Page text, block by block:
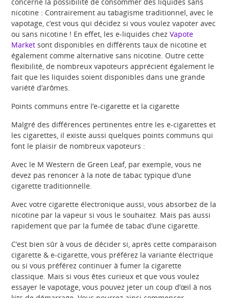
concerne la possibilité de consommer des liquides sans
nicotine : Contrairement au tabagisme traditionnel, avec le
vapotage, c’est vous qui décidez si vous voulez vapoter avec
ou sans nicotine ! En effet, les e-liquides chezVapote
Market sont disponibles en différents taux de nicotine et
également comme alternative sans nicotine. Outre cette
flexibilité, de nombreux vapoteurs apprécient également le
fait que les liquides soient disponibles dans une grande
variété d’arômes.
Points communs entre l’e-cigarette et la cigarette
Malgré des différences pertinentes entre les e-cigarettes et
les cigarettes, il existe aussi quelques points communs qui
font le plaisir de nombreux vapoteurs :
Avec le M Western de Green Leaf, par exemple, vous ne
devez pas renoncer à la note de tabac typique d’une
cigarette traditionnelle.
Avec votre cigarette électronique aussi, vous absorbez de la
nicotine par la vapeur si vous le souhaitez. Mais pas aussi
rapidement que par la fumée de tabac d’une cigarette.
C’est bien sûr à vous de décider si, après cette comparaison
cigarette & e-cigarette, vous préférez la variante électrique
ou si vous préférez continuer à fumer la cigarette
classique. Mais si vous êtes curieux et que vous voulez
essayer le vapotage, vous pouvez jeter un coup d’œil à nos